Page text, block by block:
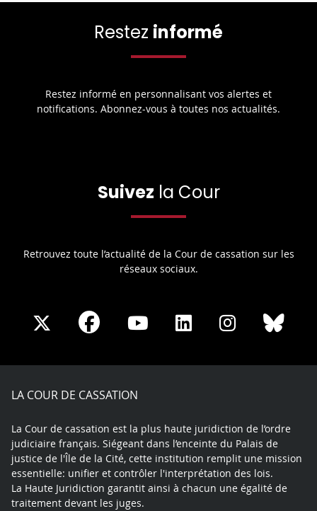
Restez informé
Restez informé en personnalisant vos alertes et
notifications. Abonnez-vous à toutes nos actualités.
Suivez la Cour
Retrouvez toute l’actualité de la Cour de cassation sur les
réseaux sociaux.
Share
X
Share
Facebook
Share
Youtube
Share
LinkedIn
Share
Instagram
LA COUR DE CASSATION
La Cour de cassation est la plus haute juridiction de l’ordre
judiciaire français. Siégeant dans l’enceinte du Palais de
justice de l'Île de la Cité, cette institution remplit une mission
essentielle: unifier et contrôler l'interprétation des lois.
La Haute Juridiction garantit ainsi à chacun une égalité de
traitement devant les juges.